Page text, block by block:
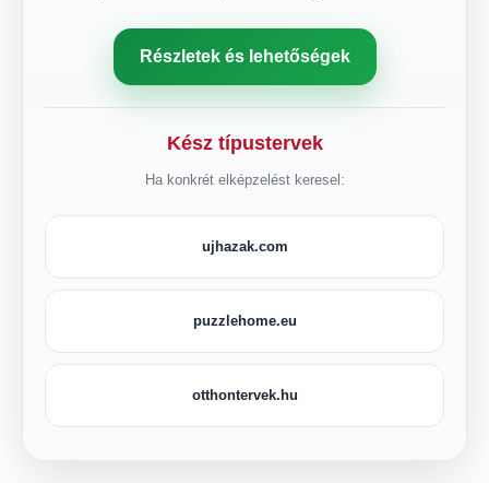
Részletek és lehetőségek
Kész típustervek
Ha konkrét elképzelést keresel:
ujhazak.com
puzzlehome.eu
otthontervek.hu